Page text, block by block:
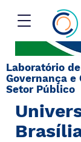
Laboratório
Governança
Setor Público